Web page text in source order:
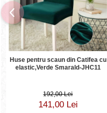
Huse pentru scaun din Catifea cu
elastic,Verde Smarald-JHC11
192,00 Lei
141,00 Lei